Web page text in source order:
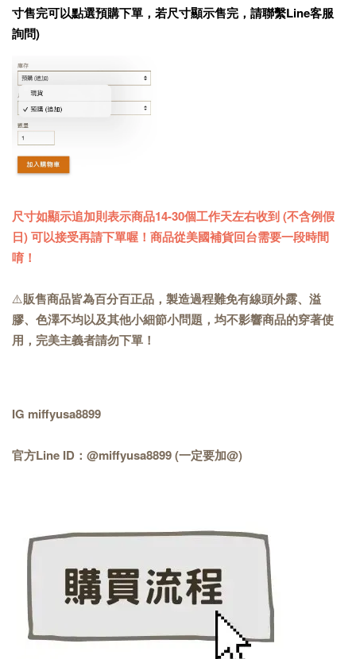
寸售完可以點選預購下單，若尺寸顯示售完，請聯繫Line客服
詢問)
尺寸如顯示追加則表示商品14-30個工作天左右收到 (不含例假
日) 可以接受再請下單喔！商品從美國補貨回台需要一段時間
唷！
⚠️販售商品皆為百分百正品，製造過程難免有線頭外露、溢
膠、色澤不均以及其他小細節小問題，均不影響商品的穿著使
用，完美主義者請勿下單！
IG miffyusa8899
官方Line ID：@miffyusa8899 (一定要加@)